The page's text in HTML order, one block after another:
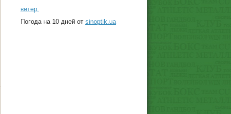
ветер:
Погода на 10 дней от sinoptik.ua